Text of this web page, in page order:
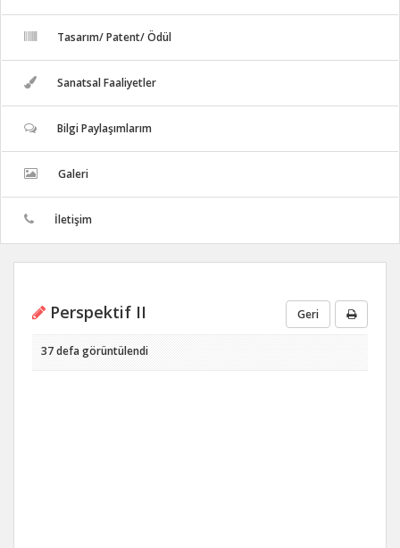
Tasarım/ Patent/ Ödül
Sanatsal Faaliyetler
Bilgi Paylaşımlarım
Galeri
İletişim
Perspektif II Geri
37 defa görüntülendi